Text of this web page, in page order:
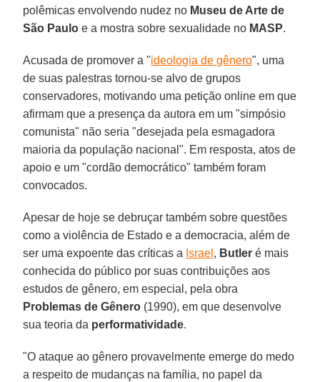
polêmicas envolvendo nudez no Museu de Arte de
São Paulo e a mostra sobre sexualidade no MASP.
Acusada de promover a "ideologia de gênero", uma
de suas palestras tornou-se alvo de grupos
conservadores, motivando uma petição online em que
afirmam que a presença da autora em um "simpósio
comunista" não seria "desejada pela esmagadora
maioria da população nacional". Em resposta, atos de
apoio e um "cordão democrático" também foram
convocados.
Apesar de hoje se debruçar também sobre questões
como a violência de Estado e a democracia, além de
ser uma expoente das críticas a Israel , Butler é mais
conhecida do público por suas contribuições aos
estudos de gênero, em especial, pela obra
Problemas de Gênero (1990), em que desenvolve
sua teoria da performatividade.
"O ataque ao gênero provavelmente emerge do medo
a respeito de mudanças na família, no papel da